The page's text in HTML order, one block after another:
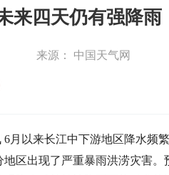
来四天仍有强降雨
来源： 中国天气网
6月以来长江中下游地区降水频
区出现了严重暴雨洪涝灾害